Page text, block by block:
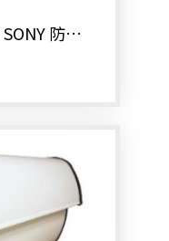
防護